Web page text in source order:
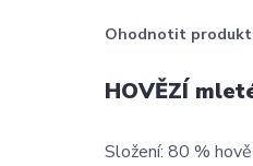
Ohodnotit produkt
HOVĚZÍ
Složení: 80 %